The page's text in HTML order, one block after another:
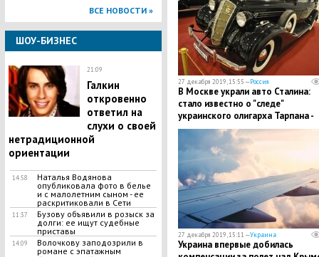
ВСЕ НОВОСТИ »
ШОУ-БИЗНЕС
21:09
Галкин
откровенно
ответил на
слухи о своей
нетрадиционной
ориентации
14:58
Наталья Водянова
опубликовала фото в белье
и с малолетним сыном - ее
раскритиковали в Сети
11:37
Бузову объявили в розыск за
долги: ее ищут судебные
приставы
14:09
Волочкову заподозрили в
романе с эпатажным
27 декабря 2019, 15:55 —Россия
В Москве украли авто Сталина:
стало известно о "следе"
украинского олигарха Тарпана -
СМИ
27 декабря 2019, 15:11 —Украина
Украина впервые добилась